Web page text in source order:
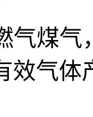
气煤气
效气体